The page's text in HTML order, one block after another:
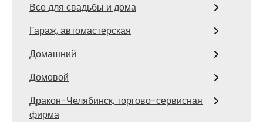
Все для свадьбы и дома
Гараж, автомастерская
Домашний
Домовой
Дракон-Челябинск, торгово-сервисная
фирма